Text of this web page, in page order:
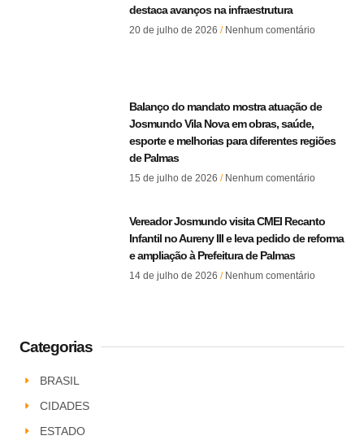
destaca avanços na infraestrutura
20 de julho de 2026 Nenhum comentário
Balanço do mandato mostra atuação de
Josmundo Vila Nova em obras, saúde,
esporte e melhorias para diferentes regiões
de Palmas
15 de julho de 2026 Nenhum comentário
Vereador Josmundo visita CMEI Recanto
Infantil no Aureny III e leva pedido de reforma
e ampliação à Prefeitura de Palmas
14 de julho de 2026 Nenhum comentário
Categorias
BRASIL
CIDADES
ESTADO